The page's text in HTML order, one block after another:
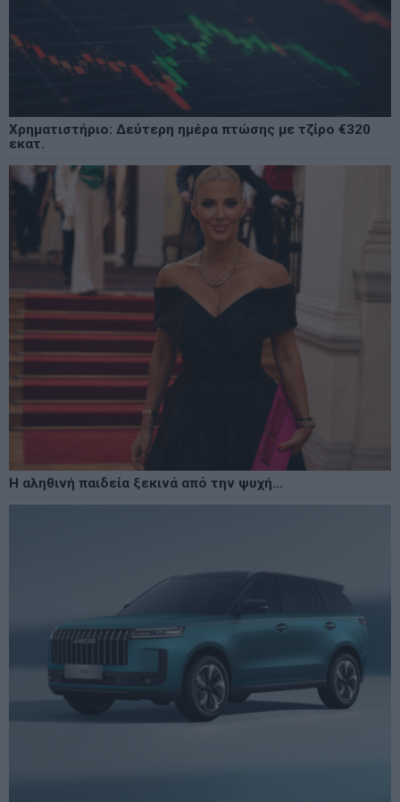
Χρηματιστήριο: Δεύτερη ημέρα πτώσης με τζίρο €320
εκατ.
Η αληθινή παιδεία ξεκινά από την ψυχή…